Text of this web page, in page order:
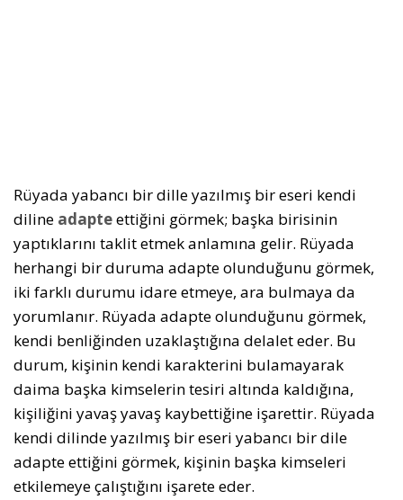
Rüyada yabancı bir dille yazılmış bir eseri kendi
diline adapteettiğini görmek; başka birisinin
yaptıklarını taklit etmek anlamına gelir. Rüyada
herhangi bir duruma adapte olunduğunu görmek,
iki farklı durumu idare etmeye, ara bulmaya da
yorumlanır. Rüyada adapte olunduğunu görmek,
kendi benliğinden uzaklaştığına delalet eder. Bu
durum, kişinin kendi karakterini bulamayarak
daima başka kimselerin tesiri altında kaldığına,
kişiliğini yavaş yavaş kaybettiğine işarettir. Rüyada
kendi dilinde yazılmış bir eseri yabancı bir dile
adapte ettiğini görmek, kişinin başka kimseleri
etkilemeye çalıştığını işarete eder.